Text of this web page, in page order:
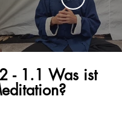
- 1.1 Was ist